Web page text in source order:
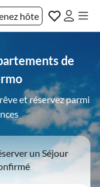
hôte
de
et réservez parmi
un Séjour